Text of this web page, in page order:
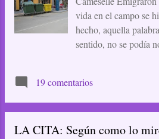
vida en el campo se
hecho, aquella
sentido, no se podía
terrones de los que
comestible. La vida
fácil. Las calles eran
personas apuradas y
19 comentarios
LA CITA: Según como lo